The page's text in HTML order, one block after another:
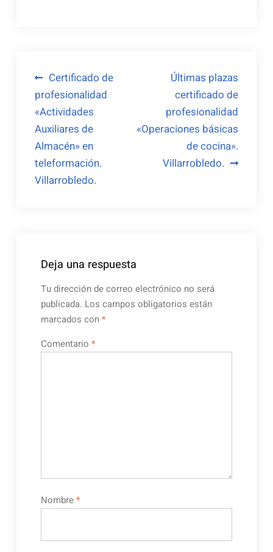
Navegación
de
entradas
Certificado de
profesionalidad
«Actividades
Auxiliares de
Almacén» en
teleformación.
Villarrobledo.
Últimas plazas
certificado de
profesionalidad
«Operaciones básicas
de cocina».
Villarrobledo.
Deja una respuesta
Tu dirección de correo electrónico no será
publicada. Los campos obligatorios están
marcados con*
Comentario *
Nombre*